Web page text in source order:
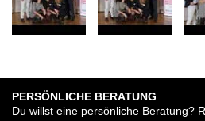
PERSÖNLICHE BERATUNG
Du willst eine persönliche Beratung?